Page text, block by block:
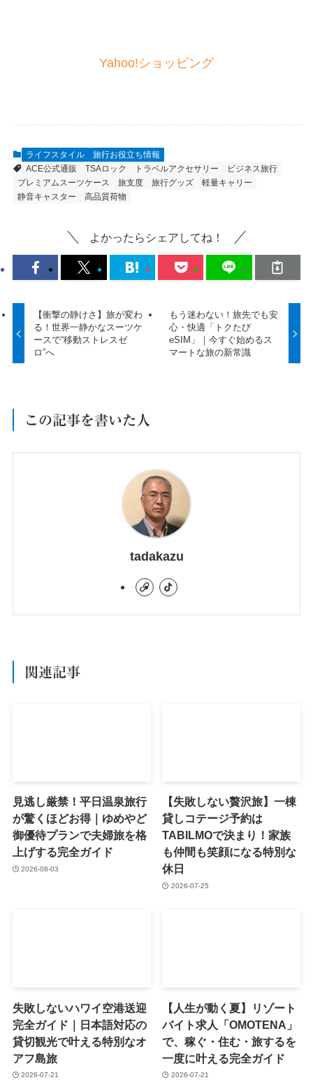
Yahoo!ショッピング
ライフスタイル
旅行お役立ち情報
ACE公式通販
TSAロック トラベルアクセサリー
ビジネス旅行
プレミアムスーツケース
旅支度 旅行グッズ
軽量キャリー
静音キャスター
高品質荷物
よかったらシェアしてね！
【衝撃の静けさ】旅が変わ
る！世界一静かなスーツケ
ースで“移動ストレスゼ
ロ”へ
もう迷わない！旅先でも安
心・快適「トクたび
eSIM」｜今すぐ始めるス
マートな旅の新常識
この記事を書いた人
tadakazu
関連記事
見逃し厳禁！平日温泉旅行
が驚くほどお得｜ゆめやど
御優待プランで夫婦旅を格
上げする完全ガイド
2026-08-03
【失敗しない贅沢旅】一棟
貸しコテージ予約は
TABILMOで決まり！家族
も仲間も笑顔になる特別な
休日
2026-07-25
失敗しないハワイ空港送迎
完全ガイド｜日本語対応の
貸切観光で叶える特別なオ
アフ島旅
2026-07-21
【人生が動く夏】リゾート
バイト求人「OMOTENA」
で、稼ぐ・住む・旅するを
一度に叶える完全ガイド
2026-07-21